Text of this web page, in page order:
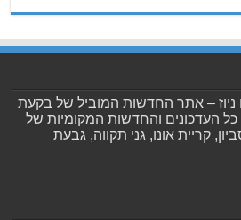
ניוז – אתר החדשות המוביל של בקעת
כל העדכונים והחדשות המקומיות של
קריית אונו, גני תקווה, גבעת